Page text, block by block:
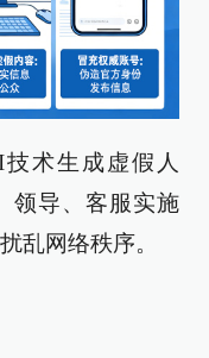
术生成虚假人
领导、客服实施
乱网络秩序。